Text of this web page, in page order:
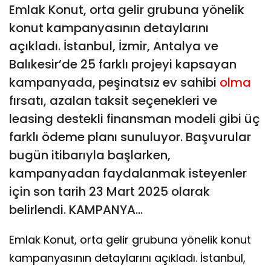
Emlak Konut, orta gelir grubuna yönelik
konut kampanyasının detaylarını
açıkladı. İstanbul, İzmir, Antalya ve
Balıkesir’de 25 farklı projeyi kapsayan
kampanyada, peşinatsız ev sahibi olma
fırsatı, azalan taksit seçenekleri ve
leasing destekli finansman modeli gibi üç
farklı ödeme planı sunuluyor. Başvurular
bugün itibarıyla başlarken,
kampanyadan faydalanmak isteyenler
için son tarih 23 Mart 2025 olarak
belirlendi. KAMPANYA...
Emlak Konut, orta gelir grubuna yönelik konut
kampanyasının detaylarını açıkladı. İstanbul,